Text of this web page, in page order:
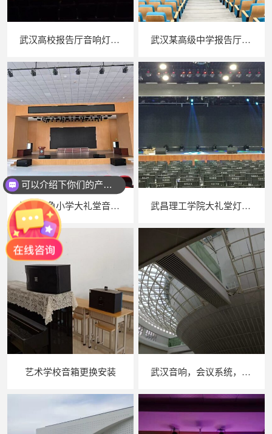
武汉高校报告厅音响灯光工程案例 武汉某高级中学报告厅灯光音响案例
湖北嘉鱼小学大礼堂音响工程 武昌理工学院大礼堂灯光音响改造
艺术学校音箱更换安装 武汉音响，会议系统，音视频集成音响工程
可以介绍下你们的产品么？